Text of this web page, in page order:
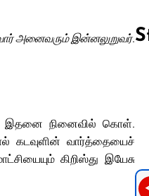
அனைவரும் இன்னலுறுவர்.
இதனை நினைவில் கொள்.
கடவுளின் வார்த்தையைச்
கிறிஸ்து இயேசு